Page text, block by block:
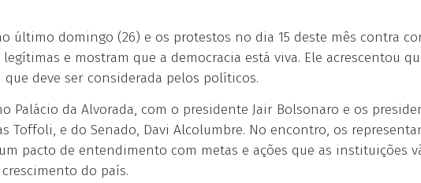
último domingo (26) e os protestos no dia 15 deste mês contra
e mostram que a democracia está viva. Ele acrescentou
deve ser considerada pelos políticos.
Palácio da Alvorada, com o presidente Jair Bolsonaro e os
Toffoli, e do Senado, Davi Alcolumbre. No encontro, os
pacto de entendimento com metas e ações que as instituições
do país.